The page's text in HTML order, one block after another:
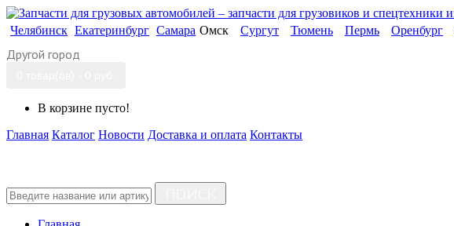
Челябинск Екатеринбург Самара Омск Сургут Тюмень Пермь Оренбург
Другой город
В корзине пусто!
Главная Каталог Новости Доставка и оплата Контакты